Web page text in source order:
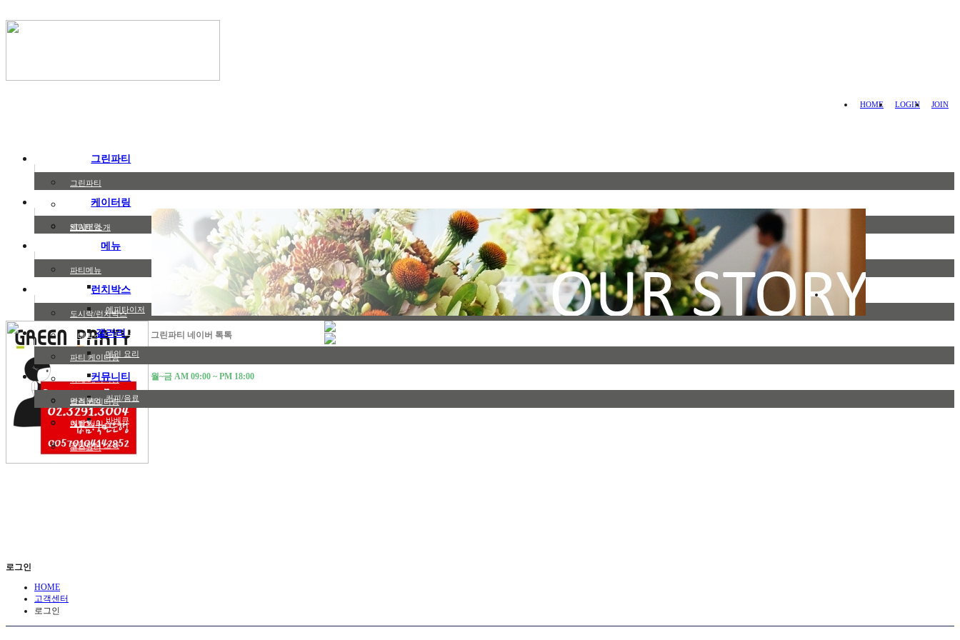
HOME LOGIN JOIN
그린파티
그린파티
포트폴리오
STAFF 소개
케이터링
케이터링
메뉴
파티메뉴
샐러드
에피타이저
샌드위치
메인 요리
다과/디저트
커피/음료
바베큐
코스요리
런치박스
도시락/런치박스
고메박스갤러리
파티 케이터링
까페 케이터링
박스 케이터링
렌탈 서비스
커뮤니티
견적문의
이벤트
그린파티 소식
그린파티 네이버 톡톡
월~금 AM 09:00 ~ PM 18:00
로그인
HOME
고객센터
로그인